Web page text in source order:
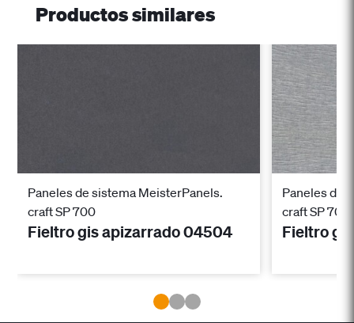
Productos similares
Paneles de sistema MeisterPanels.
craft SP 700
Fieltro gis apizarrado 04504
Paneles de
craft SP 700
Fieltro